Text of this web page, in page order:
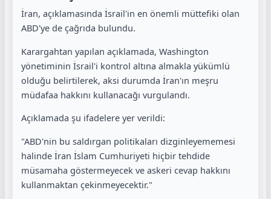
İran, açıklamasında İsrail'in en önemli müttefiki olan
ABD'ye de çağrıda bulundu.
Karargahtan yapılan açıklamada, Washington
yönetiminin İsrail'i kontrol altına almakla yükümlü
olduğu belirtilerek, aksi durumda İran'ın meşru
müdafaa hakkını kullanacağı vurgulandı.
Açıklamada şu ifadelere yer verildi:
"ABD'nin bu saldırgan politikaları dizginleyememesi
halinde İran İslam Cumhuriyeti hiçbir tehdide
müsamaha göstermeyecek ve askeri cevap hakkını
kullanmaktan çekinmeyecektir."